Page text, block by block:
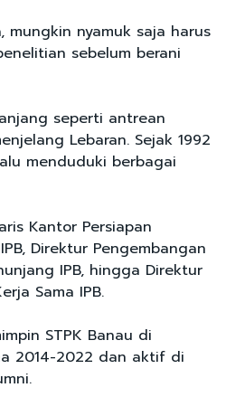
mungkin nyamuk saja harus
sebelum berani
seperti antrean
Lebaran. Sejak 1992
menduduki berbagai
Kantor Persiapan
Direktur Pengembangan
IPB, hingga Direktur
Sama IPB.
STPK Banau di
2014-2022 dan aktif di